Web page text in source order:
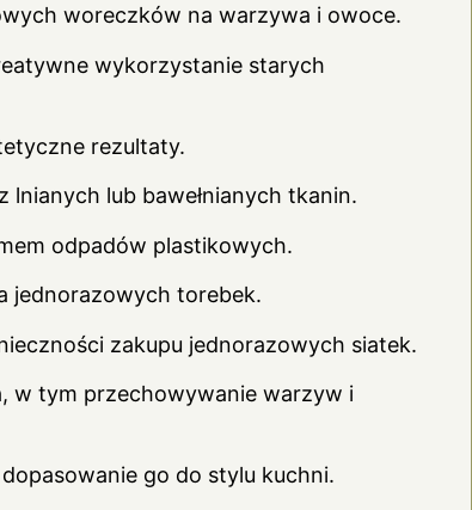
woreczków na warzywa i owoce.
wykorzystanie starych
rezultaty.
lub bawełnianych tkanin.
odpadów plastikowych.
jednorazowych torebek.
zakupu jednorazowych siatek.
w tym przechowywanie warzyw i
go do stylu kuchni.